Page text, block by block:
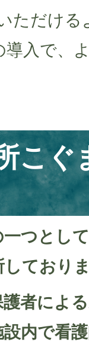
ただけ
導入で、
こぐ
つとし
しており
者によ
内で看